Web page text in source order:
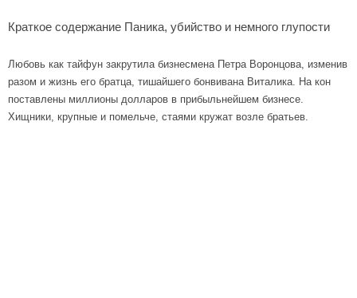
Краткое содержание Паника, убийство и немного глупости
Любовь как тайфун закрутила бизнесмена Петра Воронцова, изменив
разом и жизнь его братца, тишайшего бонвивана Виталика. На кон
поставлены миллионы долларов в прибыльнейшем бизнесе.
Хищники, крупные и помельче, стаями кружат возле братьев.